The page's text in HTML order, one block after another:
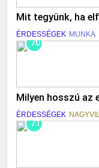
Mit tegyünk, ha
ÉRDESSÉGEK MUNKA
70
Milyen hosszú az
ÉRDESSÉGEK
71